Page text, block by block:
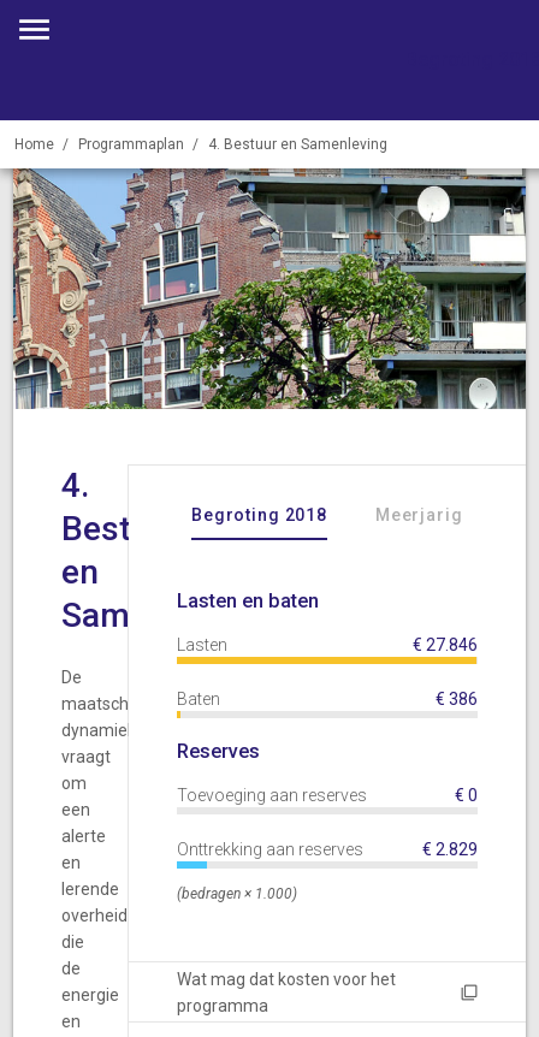
Home Programmaplan 4. Bestuur en Samenleving
4.
Bestuur
en
Samenleving
De
maatschappelijke
dynamiek
vraagt
om
een
alerte
en
lerende
overheid
die
de
energie
en
Begroting 2018 Meerjarig
Lasten en baten
Lasten € 27.846
Baten € 386
Reserves
Toevoeging aan reserves € 0
Onttrekking aan reserves € 2.829
(bedragen × 1.000)
Wat mag dat kosten voor het
programma